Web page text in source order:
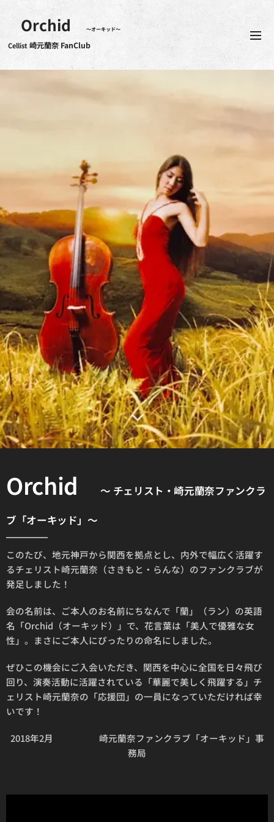
Orchid～オーキッド～
Cellist崎元蘭奈 FanClub
Orchid
～ チェリスト・崎元蘭奈ファンクラ
ブ「オーキッド」 ～
このたび、地元神戸から関西を拠点とし、内外で幅広く活躍す
るチェリスト崎元蘭奈（さきもと・らんな）のファンクラブが
発足しました！
会の名前は、ご本人のお名前にちなんで「蘭」（ラン）の英語
名「Orchid（オーキッド）」で、花言葉は「美人で優雅な女
性」。まさにご本人にぴったりの命名にしました。
ぜひこの機会にご入会いただき、関西を中心に全国を日々飛び
回り、演奏活動に活躍されている「華麗で美しく飛躍する」チ
ェリスト崎元蘭奈の「応援団」の一員になっていただければ幸
いです！
2018年2月 崎元蘭奈ファンクラブ「オーキッド」事
務局